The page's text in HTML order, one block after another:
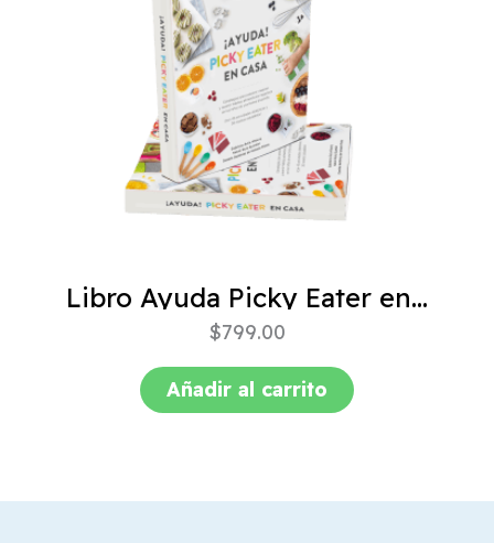
Libro Ayuda Picky Eater en casa
$799.00
Añadir al carrito